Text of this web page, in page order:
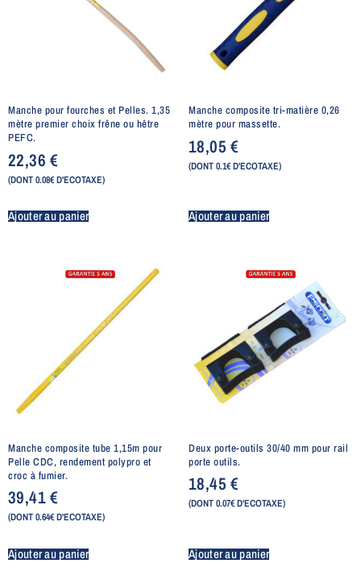
Manche pour fourches et Pelles. 1,35
mètre premier choix frêne ou hêtre
PEFC.
22,36€
(DONT 0.08€ D'ECOTAXE)
Ajouter au panier
Manche composite tri-matière 0,26
mètre pour massette.
18,05€
(DONT 0.1€ D'ECOTAXE)
Ajouter au panier
Manche composite tube 1,15m pour
Pelle CDC, rendement polypro et
croc à fumier.
39,41€
(DONT 0.64€ D'ECOTAXE)
Ajouter au panier
Deux porte-outils 30/40 mm pour rail
porte outils.
18,45€
(DONT 0.07€ D'ECOTAXE)
Ajouter au panier